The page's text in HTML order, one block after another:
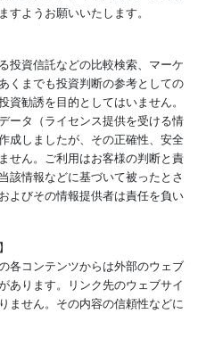
ようお願いいたします。
投資信託などの比較検索、マーケ
くまでも投資判断の参考としての
勧誘を目的としてはいません。
ータ（ライセンス提供を受ける情
成しましたが、その正確性、安全
せん。ご利用はお客様の判断と責
該情報などに基づいて被ったとさ
よびその情報提供者は責任を負い
各コンテンツからは外部のウェブ
あります。リンク先のウェブサイ
ません。その内容の信頼性などに